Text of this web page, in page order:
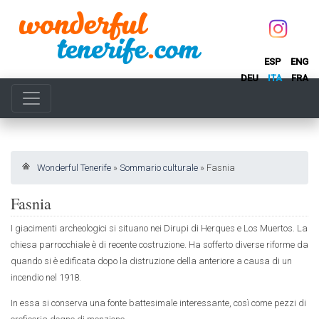
ESP
ENG
DEU
ITA FRA
Wonderful Tenerife » Sommario culturale » Fasnia
Fasnia
I giacimenti archeologici si situano nei Dirupi di Herques e Los Muertos. La
chiesa parrocchiale è di recente costruzione. Ha sofferto diverse riforme da
quando si è edificata dopo la distruzione della anteriore a causa di un
incendio nel 1918.
In essa si conserva una fonte battesimale interessante, così come pezzi di